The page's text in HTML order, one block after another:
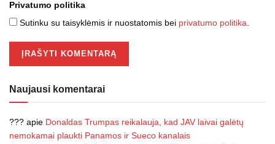
Privatumo politika
Sutinku su taisyklėmis ir nuostatomis bei privatumo politika
Naujausi komentarai
??? apie Donaldas Trumpas reikalauja, kad JAV laivai galėtų
nemokamai plaukti Panamos ir Sueco kanalais